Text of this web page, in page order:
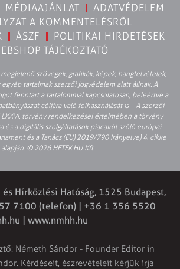
MÉDIAAJÁNLAT
ADATVÉDELEM
A KOMMENTELÉSRŐL
ÁSZF
POLITIKAI HIRDETÉSEK
TÁJÉKOZTATÓ
szövegek, grafikák, képek, hangfelvételek,
egyéb tartalmak szerzői jogvédelem alatt állnak. A
fenntart a tartalommal kapcsolatosan, beleértve a
céljára való felhasználását is – A szerzői
törvény rendelkezései értelmében a törvény
és a digitális szolgáltatások piacairól szóló európai
és a Tanács (EU) 2019/790 Irányelve) 4. cikke
alapján. © 2026 HETEK.HU Kft.
Hírközlési Hatóság, 1525 Budapest,
7100 (telefon) | +36 1 356 5520
| www.nmhh.hu
Németh Sándor - Founder Editor in
Kérdéseit, észrevételeit kérjük írja